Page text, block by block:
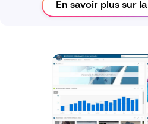
En savoir plus sur